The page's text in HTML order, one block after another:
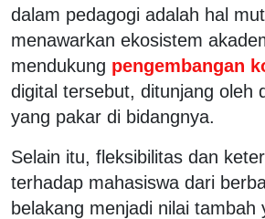
dalam pedagogi adalah hal
menawarkan ekosistem
mendukung pengembangan
digital tersebut, ditunjang oleh
yang pakar di bidangnya.
Selain itu, fleksibilitas dan
terhadap mahasiswa dari
belakang menjadi nilai tambah